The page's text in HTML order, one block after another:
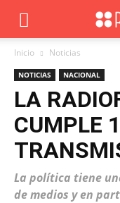
Inicio Noticias
NOTICIAS NACIONAL
LA
CUMPLE
La política tiene
de medios y en